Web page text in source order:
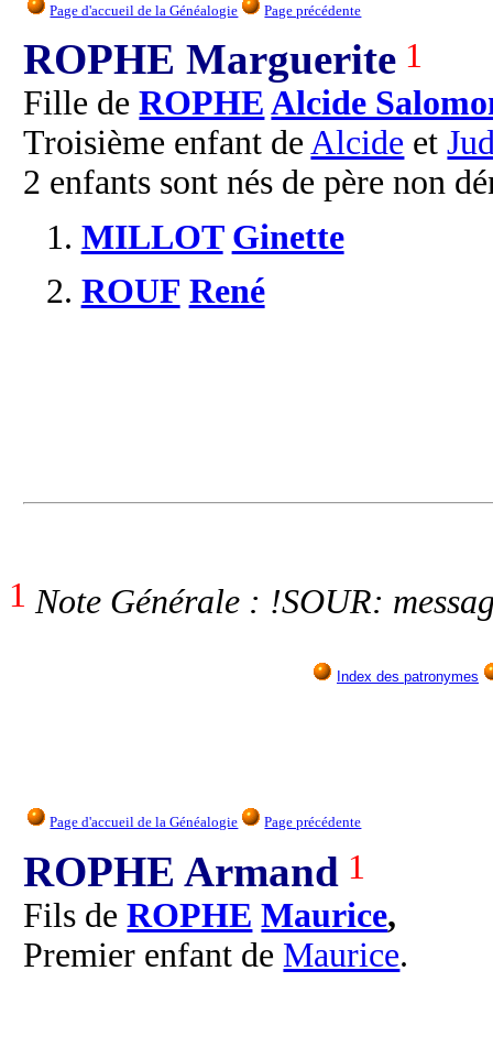
Page d'accueil de la Généalogie Page précédente
ROPHE Marguerite 1
Fille deROPHE Alcide
Troisième enfant deAlcide et
2 enfants sont nés de père non
1. MILLOT Ginette
2. ROUF René
1 Note Générale : !SOUR:
Index des patronymes
Page d'accueil de la Généalogie Page précédente
ROPHE Armand 1
Fils deROPHE Maurice,
Premier enfant de Maurice.